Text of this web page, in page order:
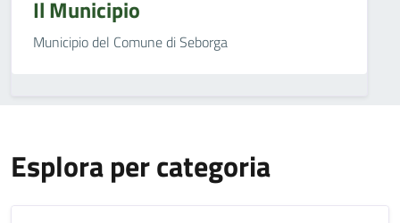
Il Municipio
Municipio del Comune di Seborga
Esplora per categoria